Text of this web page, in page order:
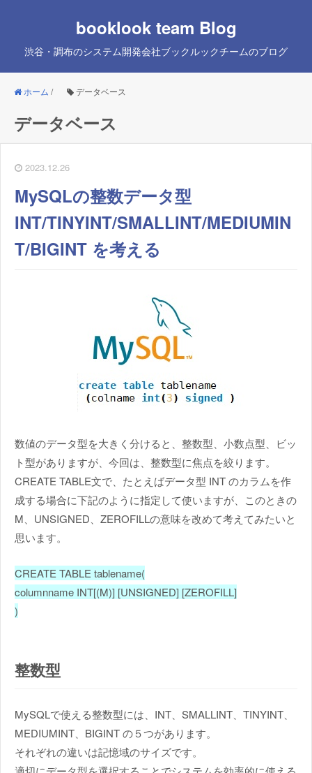
booklook team Blog
渋谷・調布のシステム開発会社ブックルックチームのブログ
ホーム / データベース
データベース
2023.12.26
MySQLの整数データ型
INT/TINYINT/SMALLINT/MEDIUMIN
T/BIGINT を考える
数値のデータ型を大きく分けると、整数型、小数点型、ビッ
ト型がありますが、今回は、整数型に焦点を絞ります。
CREATE TABLE文で、たとえばデータ型 INT のカラムを作
成する場合に下記のように指定して使いますが、このときの
M、UNSIGNED、ZEROFILLの意味を改めて考えてみたいと
思います。
CREATE TABLE tablename(
columnname INT[(M)] [UNSIGNED] [ZEROFILL]
)
整数型
MySQLで使える整数型には、INT、SMALLINT、TINYINT、
MEDIUMINT、BIGINT の５つがあります。
それぞれの違いは記憶域のサイズです。